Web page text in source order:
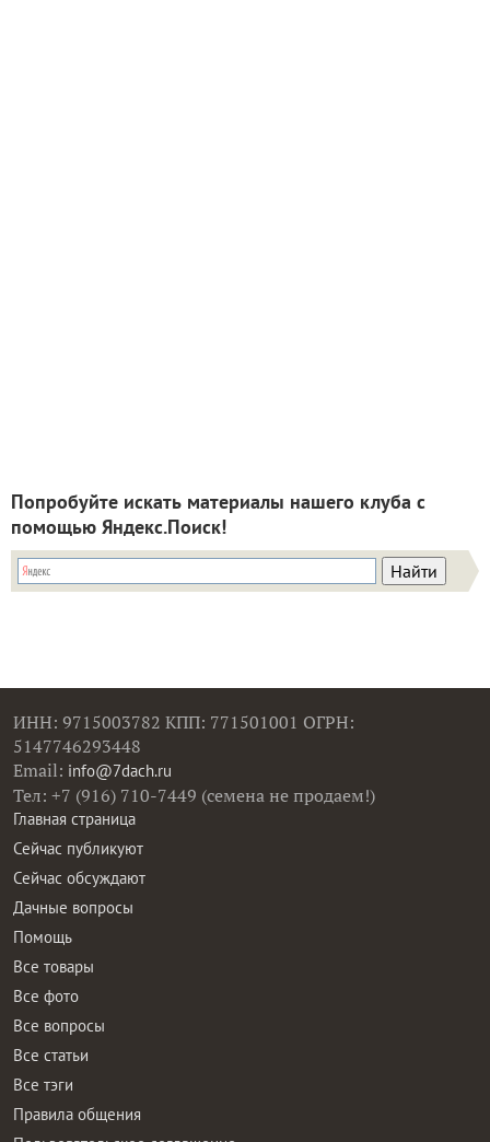
Попробуйте искать материалы нашего клуба с
помощью Яндекс.Поиск!
ИНН: 9715003782 КПП: 771501001 ОГРН:
5147746293448
Email: info@7dach.ru
Тел: +7 (916) 710-7449 (семена не продаем!)
Главная страница
Сейчас публикуют
Сейчас обсуждают
Дачные вопросы
Помощь
Все товары
Все фото
Все вопросы
Все статьи
Все тэги
Правила общения